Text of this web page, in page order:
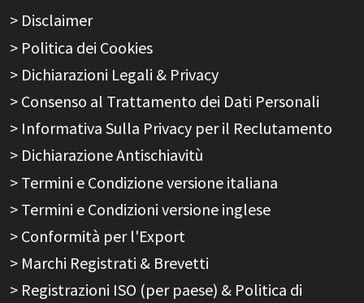
Disclaimer
Politica dei Cookies
Dichiarazioni Legali & Privacy
Consenso al Trattamento dei Dati Personali
Informativa Sulla Privacy per il Reclutamento
Dichiarazione Antischiavitù
Termini e Condizione versione italiana
Termini e Condizioni versione inglese
Conformità per l'Export
Marchi Registrati & Brevetti
Registrazioni ISO (per paese) & Politica di